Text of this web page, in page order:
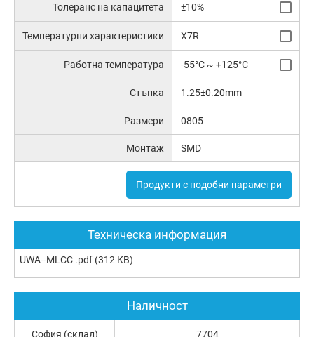
Толеранс на капацитета ±10%
Температурни характеристики X7R
Работна температура -55°C ~ +125°C
Стъпка 1.25±0.20mm
Размери 0805
Монтаж SMD
Продукти с подобни параметри
Техническа информация
UWA--MLCC .pdf (312 KB)
Наличност
София (склад) 7704